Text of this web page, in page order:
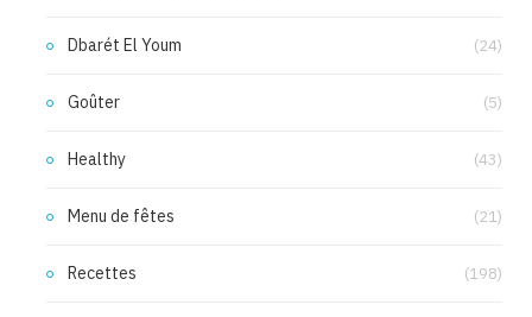
Dbarét El Youm (24)
Goûter (5)
Healthy (43)
Menu de fêtes (21)
Recettes (198)